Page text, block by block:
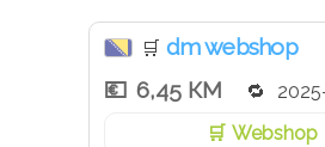
🛒 dm webshop
6,45 КМ
Webshop